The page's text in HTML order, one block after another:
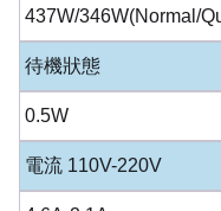
437W/346W(Normal/
待機狀態
0.5W
電流 110V-220V